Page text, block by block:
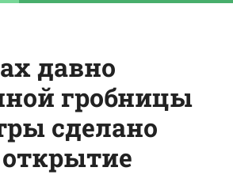
давно
гробницы
сделано